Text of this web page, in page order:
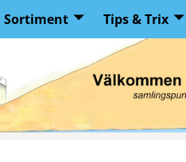
Sortiment Tips & Trix